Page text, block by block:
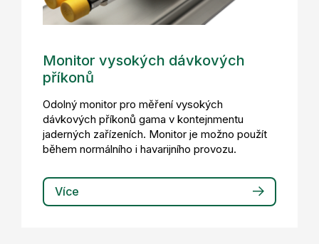
Monitor vysokých dávkových
příkonů
Odolný monitor pro měření vysokých
dávkových příkonů gama v kontejnmentu
jaderných zařízeních. Monitor je možno použít
během normálního i havarijního provozu.
Více